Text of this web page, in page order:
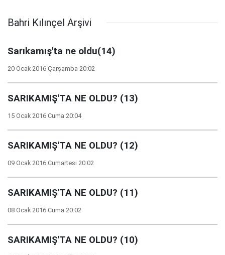
Bahri Kılınçel Arşivi
Sarıkamış'ta ne oldu(14)
20 Ocak 2016 Çarşamba 20:02
SARIKAMIŞ'TA NE OLDU? (13)
15 Ocak 2016 Cuma 20:04
SARIKAMIŞ'TA NE OLDU? (12)
09 Ocak 2016 Cumartesi 20:02
SARIKAMIŞ'TA NE OLDU? (11)
08 Ocak 2016 Cuma 20:02
SARIKAMIŞ'TA NE OLDU? (10)